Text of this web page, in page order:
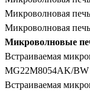
Микроволновая
Микроволновая
Микроволновые
Встраиваемая
MG22M8054AK/BW
Встраиваемая